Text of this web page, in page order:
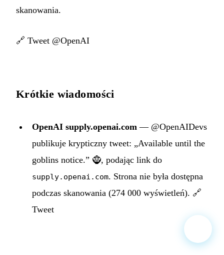
skanowania.
🔗 Tweet @OpenAI
Krótkie wiadomości
OpenAI supply.openai.com — @OpenAIDevs
publikuje krypticzny tweet: „Available until the
goblins notice.” 🧌, podając link do
supply.openai.com. Strona nie była dostępna
podczas skanowania (274 000 wyświetleń). 🔗
Tweet